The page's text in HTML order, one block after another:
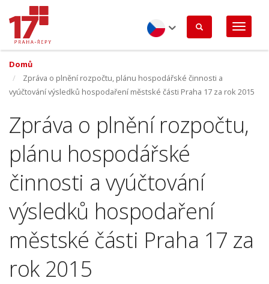
hlavnímu
obsahu
Czech
Domů
Zpráva o plnění rozpočtu, plánu hospodářské činnosti a
vyúčtování výsledků hospodaření městské části Praha 17 za rok 2015
Zpráva o plnění rozpočtu,
plánu hospodářské
činnosti a vyúčtování
výsledků hospodaření
městské části Praha 17 za
rok 2015